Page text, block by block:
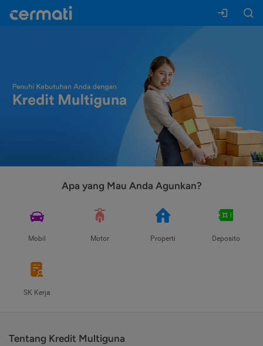
Apa yang Mau Anda Agunkan?
Mobil Motor Properti Deposito
SK Kerja
Tentang Kredit Multiguna